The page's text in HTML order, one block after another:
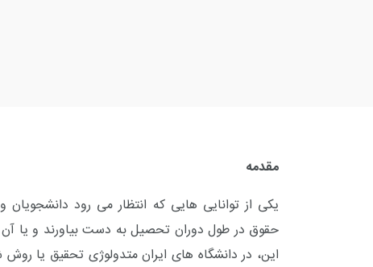
مقدمه
یکی از توانایی هایی که انتظار می رود
حقوق در طول دوران تحصیل به دست بیاورند و یا
این، در دانشگاه های ایران متدولوژی تحقیق یا